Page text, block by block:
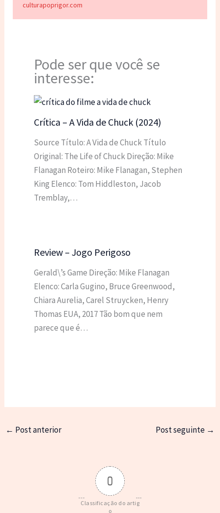
culturapoprigor.com
Pode ser que você se
interesse:
Crítica – A Vida de Chuck (2024)
Source Título: A Vida de Chuck Título
Original: The Life of Chuck Direção: Mike
Flanagan Roteiro: Mike Flanagan, Stephen
King Elenco: Tom Hiddleston, Jacob
Tremblay,…
Review – Jogo Perigoso
Gerald\’s Game Direção: Mike Flanagan
Elenco: Carla Gugino, Bruce Greenwood,
Chiara Aurelia, Carel Struycken, Henry
Thomas EUA, 2017 Tão bom que nem
parece que é…
← Post anterior Post seguinte →
0
Classificação do artig
o